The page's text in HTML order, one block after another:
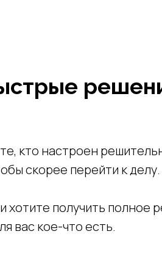
кто настроен
скорее перейти к делу.
хотите получить полное
вас кое-что есть.